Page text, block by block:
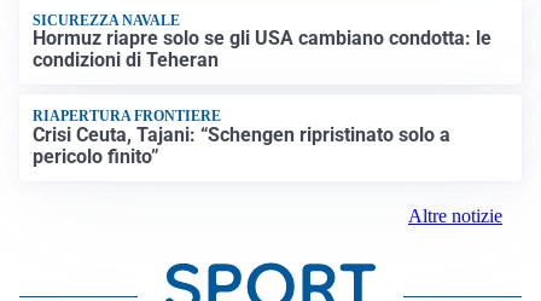
SICUREZZA NAVALE
Hormuz riapre solo se gli USA cambiano condotta: le
condizioni di Teheran
RIAPERTURA FRONTIERE
Crisi Ceuta, Tajani: “Schengen ripristinato solo a
pericolo finito”
Altre notizie